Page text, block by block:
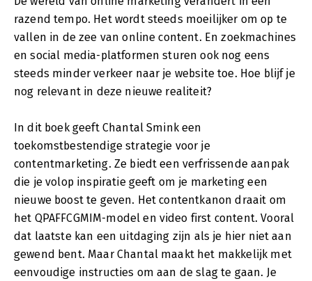
razend tempo. Het wordt steeds moeilijker om op te
vallen in de zee van online content. En zoekmachines
en social media-platformen sturen ook nog eens
steeds minder verkeer naar je website toe. Hoe blijf je
nog relevant in deze nieuwe realiteit?
In dit boek geeft Chantal Smink een
toekomstbestendige strategie voor je
contentmarketing. Ze biedt een verfrissende aanpak
die je volop inspiratie geeft om je marketing een
nieuwe boost te geven. Het contentkanon draait om
het QPAFFCGMIM-model en video first content. Vooral
dat laatste kan een uitdaging zijn als je hier niet aan
gewend bent. Maar Chantal maakt het makkelijk met
eenvoudige instructies om aan de slag te gaan. Je